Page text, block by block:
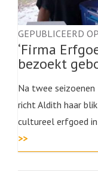
GEPUBLICEERD
‘Firma
bezoekt
Na twee
richt Aldith haar blik
cultureel erfgoed in
>>